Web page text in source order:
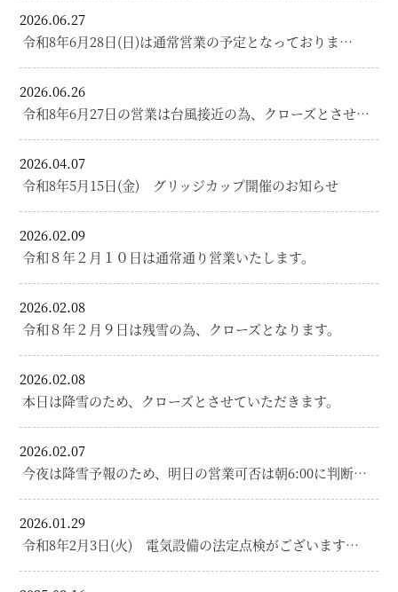
2026.06.27
令和8年6月28日(日)は通常営業の予定となっておりま…
2026.06.26
令和8年6月27日の営業は台風接近の為、クローズとさせ…
2026.04.07
令和8年5月15日(金) グリッジカップ開催のお知らせ
2026.02.09
令和８年２月１０日は通常通り営業いたします。
2026.02.08
令和８年２月９日は残雪の為、クローズとなります。
2026.02.08
本日は降雪のため、クローズとさせていただきます。
2026.02.07
今夜は降雪予報のため、明日の営業可否は朝6:00に判断…
2026.01.29
令和8年2月3日(火) 電気設備の法定点検がございます…